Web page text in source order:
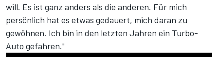
will. Es ist ganz anders als die anderen. Für mich
persönlich hat es etwas gedauert, mich daran zu
gewöhnen. Ich bin in den letzten Jahren ein Turbo-
Auto gefahren."